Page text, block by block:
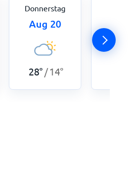
Donnerstag
Aug 20
28° /14°